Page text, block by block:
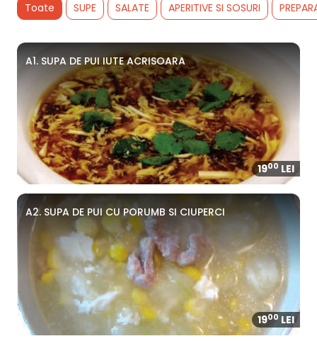
Toate SUPE SALATE APERITIVE SI SOSURI
A1. SUPA DE PUI IUTE ACRISOARA
1900 LEI
A2. SUPA DE PUI CU PORUMB SI CIUPERCI
1900 LEI